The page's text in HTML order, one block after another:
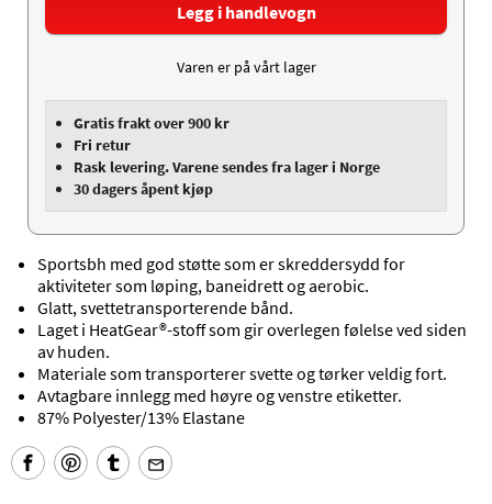
Legg i handlevogn
Varen er på vårt lager
Gratis frakt over 900 kr
Fri retur
Rask levering. Varene sendes fra lager i Norge
30 dagers åpent kjøp
Sportsbh med god støtte som er skreddersydd for
aktiviteter som løping, baneidrett og aerobic.
Glatt, svettetransporterende bånd.
Laget i HeatGear®-stoff som gir overlegen følelse ved siden
av huden.
Materiale som transporterer svette og tørker veldig fort.
Avtagbare innlegg med høyre og venstre etiketter.
87% Polyester/13% Elastane